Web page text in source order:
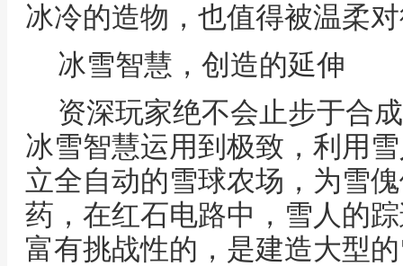
冰冷的造物，也值得被温柔
冰雪智慧，创造的延伸
资深玩家绝不会止步于合
冰雪智慧运用到极致，利用
立全自动的雪球农场，为雪
药，在红石电路中，雪人的
富有挑战性的，是建造大型